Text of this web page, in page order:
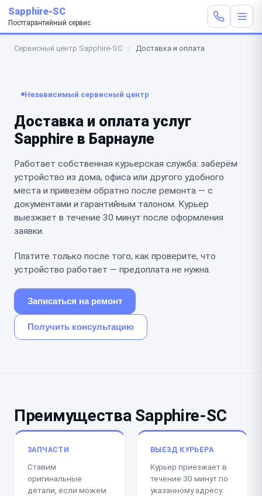
Sapphire-SC
Постгарантийный сервис
Сервисный центр Sapphire-SC / Доставка и оплата
Независимый сервисный центр
Доставка и оплата услуг
Sapphire в Барнауле
Работает собственная курьерская служба: заберём
устройство из дома, офиса или другого удобного
места и привезём обратно после ремонта — с
документами и гарантийным талоном. Курьер
выезжает в течение 30 минут после оформления
заявки.
Платите только после того, как проверите, что
устройство работает — предоплата не нужна.
Записаться на ремонт
Получить консультацию
Преимущества Sapphire-SC
ЗАПЧАСТИ
Ставим
оригинальные
детали, если можем
ВЫЕЗД КУРЬЕРА
Курьер приезжает в
течение 30 минут по
указанному адресу.